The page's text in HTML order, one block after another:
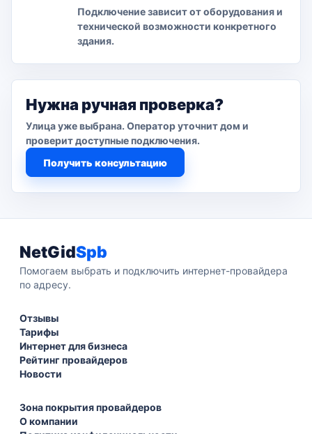
Подключение зависит от оборудования и
технической возможности конкретного
здания.
Нужна ручная проверка?
Улица уже выбрана. Оператор уточнит дом и
проверит доступные подключения.
Получить консультацию
NetGidSpb
Помогаем выбрать и подключить интернет-провайдера
по адресу.
Отзывы
Тарифы
Интернет для бизнеса
Рейтинг провайдеров
Новости
Зона покрытия провайдеров
О компании